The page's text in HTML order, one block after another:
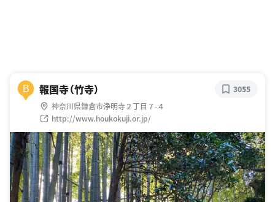
B 報国寺（竹寺）
神奈川県鎌倉市浄明寺２丁目７-４
http://www.houkokuji.or.jp/
3055